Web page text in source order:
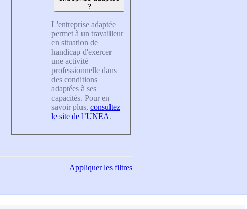
?
L'entreprise adaptée
permet à un travailleur
en situation de
handicap d'exercer
une activité
professionnelle dans
des conditions
adaptées à ses
capacités. Pour en
savoir plus, consultez
le site de l’UNEA.
Appliquerles filtres